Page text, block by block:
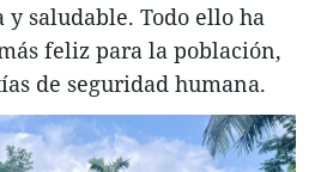
saludable. Todo ello ha
feliz para la población,
de seguridad humana.